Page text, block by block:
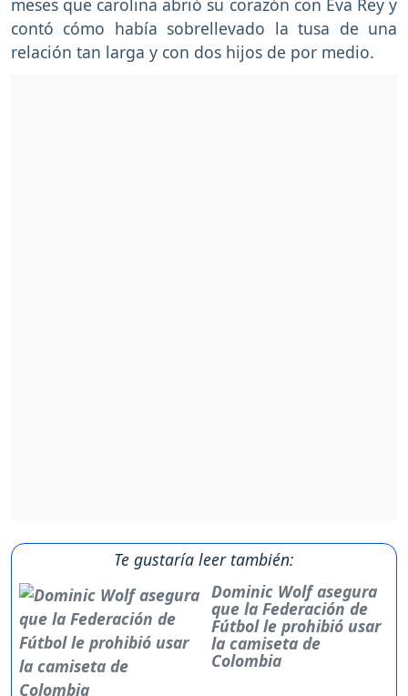
contó cómo había sobrellevado la tusa de una
relación tan larga y con dos hijos de por medio.
Te gustaría leer también:
Dominic Wolf asegura
que la Federación de
Fútbol le prohibió usar
la camiseta de
Colombia